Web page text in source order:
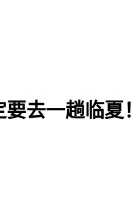
去一趟临夏！